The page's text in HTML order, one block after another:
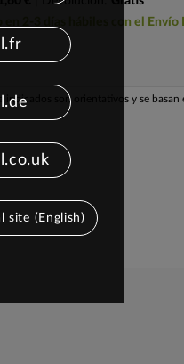
en 2-3 días hábiles con el Envío
indicados son orientativos y se
site (English)